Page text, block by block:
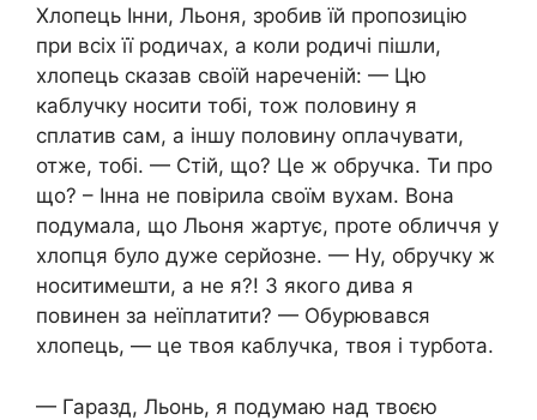
Хлопець Інни, Льоня, зробив їй пропозицію
при всіх її родичах, а коли родичі пішли,
хлопець сказав своїй нареченій: — Цю
каблучку носити тобі, тож половину я
сплатив сам, а іншу половину оплачувати,
отже, тобі. — Стій, що? Це ж обручка. Ти про
що? – Інна не повірила своїм вухам. Вона
подумала, що Льоня жартує, проте обличчя у
хлопця було дуже серйозне. — Ну, обручку ж
носитимешти, а не я?! З якого дива я
повинен за неїплатити? — Обурювався
хлопець, — це твоя каблучка, твоя і турбота.
— Гаразд, Льонь, я подумаю над твоєю